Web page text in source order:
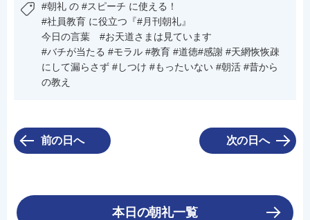
#朝礼 の #スピーチ に使える！
#社員教育 に役立つ『#月刊朝礼』
今日の言葉 #お天道さまは見ています
#バチが当たる #モラル #教育 #道徳#感謝 #天網恢恢疎
にして漏らさず #しつけ #もったいない #朝活 #昔から
の教え
前の日へ 次の日へ
本日の朝礼一覧